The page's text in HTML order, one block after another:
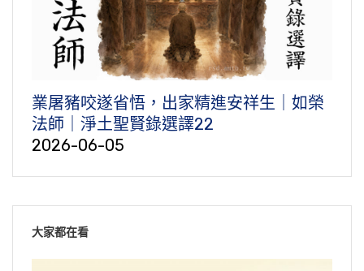
業屠豬咬遂省悟，出家精進安祥生｜如榮
法師｜淨土聖賢錄選譯22
2026-06-05
大家都在看